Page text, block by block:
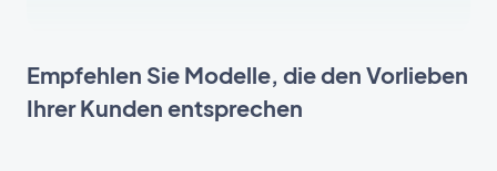
Empfehlen Sie Modelle, die den Vorlieben
Ihrer Kunden entsprechen